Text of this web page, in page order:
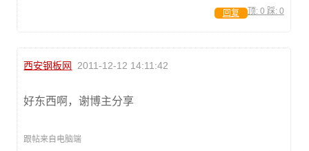
顶: 0 踩: 0
回复
西安钢板网 2011-12-12 14:11:42
好东西啊，谢博主分享
跟帖来自电脑端